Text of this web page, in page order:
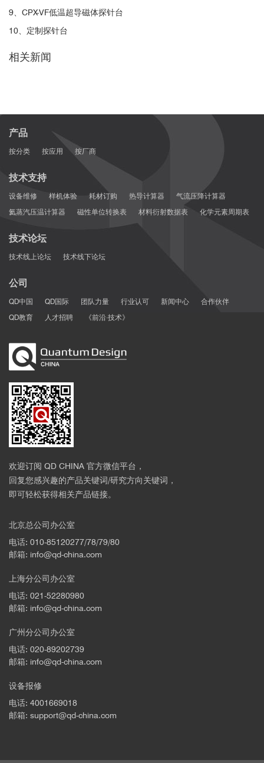
9、CPX-VF低温超导磁体探针台
10、定制探针台
相关新闻
产品
按分类 按应用 按厂商
技术支持
设备维修 样机体验 耗材订购 热导计算器
气流压降计算器
氦蒸汽压温计算器
磁性单位转换表 材料衍射数据表 化学元素周期表
技术论坛
技术线上论坛 技术线下论坛
公司
QD中国 QD国际 团队力量 行业认可 新闻中心
合作伙伴
QD教育
人才招聘 《前沿·技术》
欢迎订阅 QD CHINA 官方微信平台，
回复您感兴趣的产品关键词/研究方向关键词，
即可轻松获得相关产品链接。
北京总公司办公室
电话: 010-85120277/78/79/80
邮箱: info@qd-china.com
上海分公司办公室
电话: 021-52280980
邮箱: info@qd-china.com
广州分公司办公室
电话: 020-89202739
邮箱: info@qd-china.com
设备报修
电话: 4001669018
邮箱: support@qd-china.com